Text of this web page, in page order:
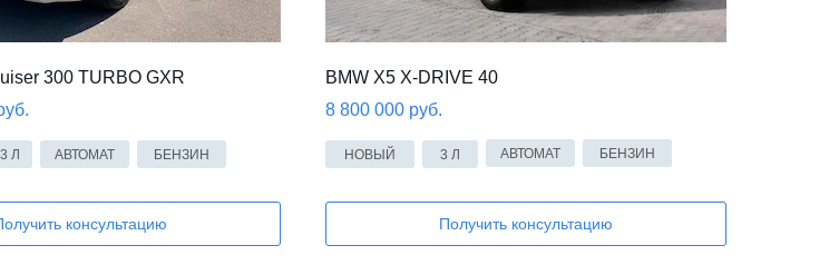
300 TURBO GXR
Л АВТОМАТ БЕНЗИН
BMW X5 X-DRIVE 40
8 800 000 руб.
3 Л АВТОМАТ БЕНЗИН
НОВЫЙ
консультацию Получить консультацию